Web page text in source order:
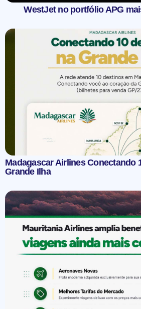
WestJet no portfólio APG
Madagascar Airlines Conectando
Grande Ilha